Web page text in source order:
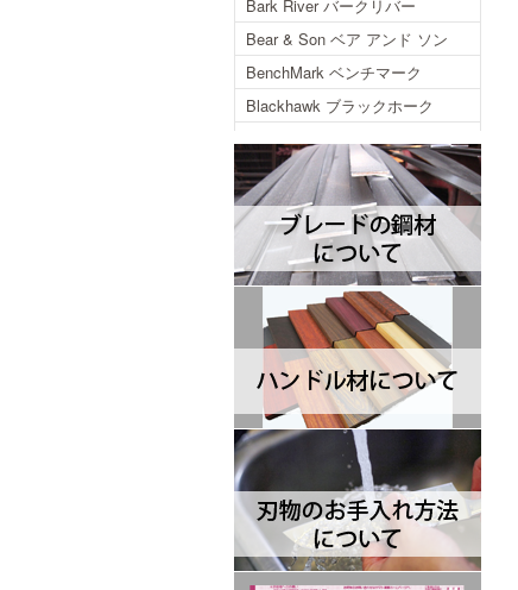
Bark River バークリバー
Bear & Son ベア アンド ソン
BenchMark ベンチマーク
Blackhawk ブラックホーク
Blackjack ブラックジャック
Blackjack International ブラック
ジャックインターナショナル
Brisa ブリサ
BRK Designed by ESEE ブルリ
ッジナイフデザイン エスイー
Browning ブローニング
Buck バック
Camillus カミラス
Casstrom カストロム
CIVIVI シビビ
Bastinelli Creations バスティネ
リ
Cold Steel コールドスチール
Coleman コールマン